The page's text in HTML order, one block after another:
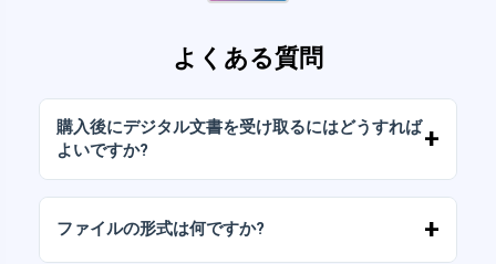
よくある質問
購入後にデジタル文書を受け取るにはどうすれば
よいですか?
イルをダウンロードできます。
ファイルの形式は何ですか?